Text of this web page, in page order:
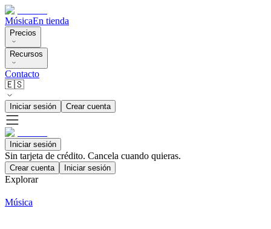
MúsicaEn tienda
Precios
Recursos
Contacto
🇪🇸
Iniciar sesión Crear cuenta
Iniciar sesión
Sin tarjeta de crédito. Cancela cuando quieras.
Crear cuenta Iniciar sesión
Explorar
Música